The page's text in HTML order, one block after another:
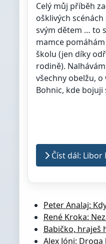
Celý můj příběh
ošklivých
svým dětem … to
mamce
školu (jen díky
rodině).
všechny obelžu,
Bohnic, kde bojuji
Číst dál: Libor
Peter Analaj:
René Kroka:
Babičko, hraješ
Alex Jóni: